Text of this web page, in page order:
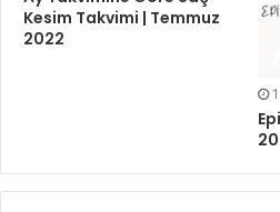
Kesim Takvimi | Temmuz
2022